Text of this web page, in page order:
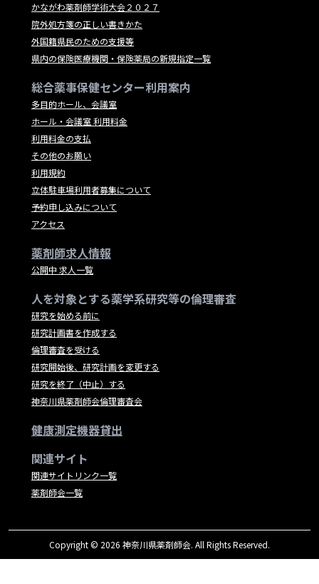
かながわ薬剤師学術大会２０２７
院外処方箋の正しい書きかた
外国籍県民のための支援等
県内の保険医療機関・保険薬局の新規指定一覧
総合薬事保健センター利用案内
多目的ホール、会議室
ホール・会議室 利用料金
利用料金の支払
その他のお願い
利用規約
立体駐車場利用者募集について
予約申し込みについて
アクセス
薬剤師求人情報
公開中 求人一覧
人を対象とする薬学系研究等の倫理審査
研究を始める前に
研究計画書を作成する
倫理審査を受ける
研究開始後、研究計画を変更する
研究を終了（中止）する
神奈川県薬剤師会倫理審査会
健康測定機器貸出
関連サイト
関連サイトリンク一覧
薬剤師会一覧
Copyright © 2026 神奈川県薬剤師会. All Rights Reserved.